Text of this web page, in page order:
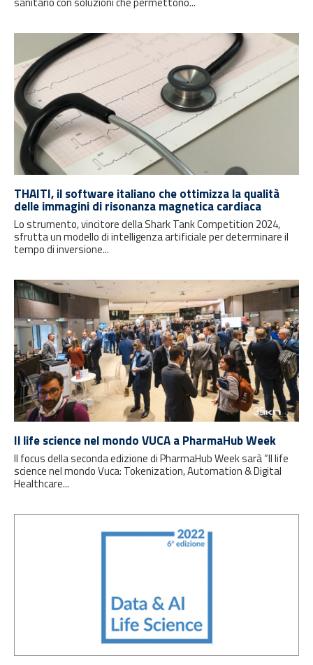
THAITI, il software italiano che ottimizza la qualità
delle immagini di risonanza magnetica cardiaca
Lo strumento, vincitore della Shark Tank Competition 2024,
sfrutta un modello di intelligenza artificiale per determinare il
tempo di inversione...
Il life science nel mondo VUCA a PharmaHub Week
Il focus della seconda edizione di PharmaHub Week sarà “Il life
science nel mondo Vuca: Tokenization, Automation & Digital
Healthcare...